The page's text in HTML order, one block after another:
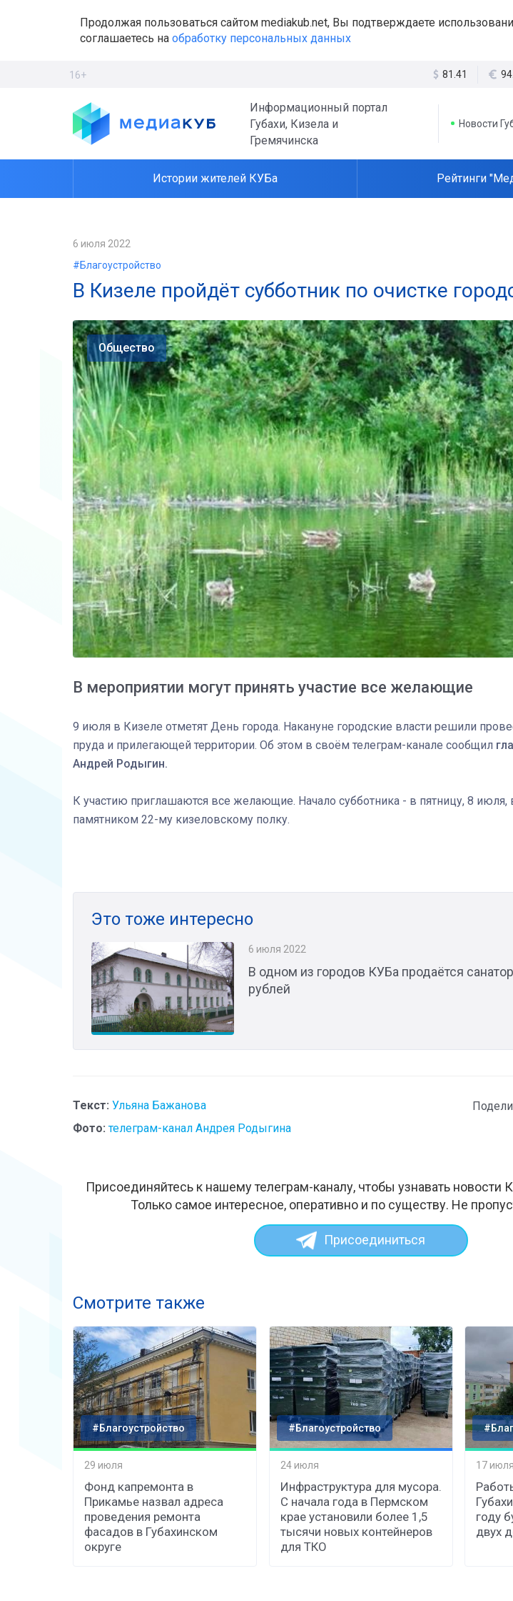
Продолжая пользоваться сайтом mediakub.net, Вы подтверждаете
соглашаетесь на обработку персональных данных
16+ 81.41
Информационный портал
Губахи, Кизела и
Гремячинска
Новости
Истории жителей КУБа Рейтинги
6 июля 2022
#Благоустройство
В Кизеле пройдёт субботник по очистке
Общество
В мероприятии могут принять участие все желающие
9 июля в Кизеле отметят День города. Накануне городские власти решили
пруда и прилегающей территории. Об этом в своём телеграм-канале сообщил
Андрей Родыгин.
К участию приглашаются все желающие. Начало субботника - в пятницу, 8 июля,
памятником 22-му кизеловскому полку.
Это тоже интересно
6 июля 2022
В одном из городов КУБа продаётся
рублей
Текст: Ульяна Бажанова
Фото: телеграм-канал Андрея Родыгина
Присоединяйтесь к нашему телеграм-каналу, чтобы узнавать новости
Только самое интересное, оперативно и по существу. Не
Присоединиться
Смотрите также
#Благоустройство
29 июля
Фонд капремонта в
Прикамье назвал адреса
проведения ремонта
фасадов в Губахинском
округе
#Благоустройство
24 июля
Инфраструктура для мусора.
С начала года в Пермском
крае установили более 1,5
тысячи новых контейнеров
для ТКО
17 июля
году
двух